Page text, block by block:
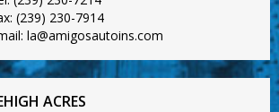
(239) 230-7914
la@amigosautoins.com
ACRES